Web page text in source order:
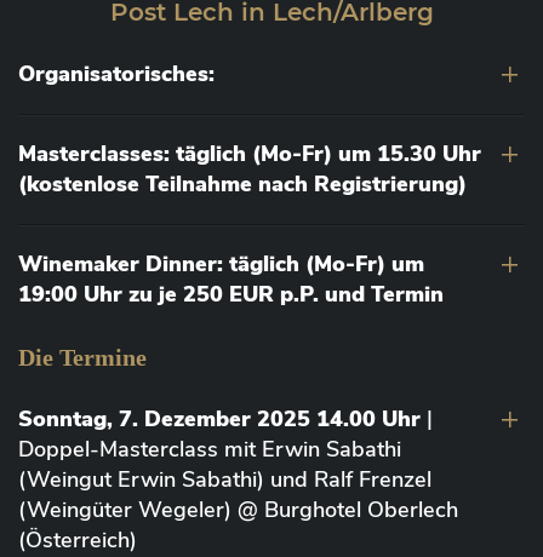
Post Lech in Lech/Arlberg
Organisatorisches:
Masterclasses: täglich (Mo-Fr) um 15.30 Uhr
(kostenlose Teilnahme nach Registrierung)
Winemaker Dinner: täglich (Mo-Fr) um
19:00 Uhr zu je 250 EUR p.P. und Termin
Die Termine
Sonntag, 7. Dezember 2025 14.00 Uhr |
Doppel-Masterclass mit Erwin Sabathi
(Weingut Erwin Sabathi) und Ralf Frenzel
(Weingüter Wegeler) @ Burghotel Oberlech
(Österreich)